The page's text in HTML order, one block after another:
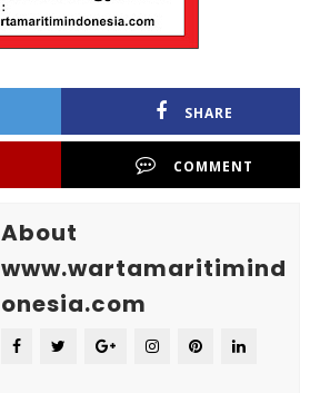
SHARE
COMMENT
About
www.wartamaritimind
onesia.com